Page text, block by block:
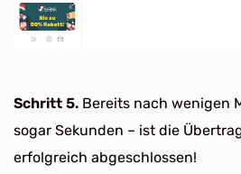
Schritt 5. Bereits nach wenigen
sogar Sekunden – ist die
erfolgreich abgeschlossen!